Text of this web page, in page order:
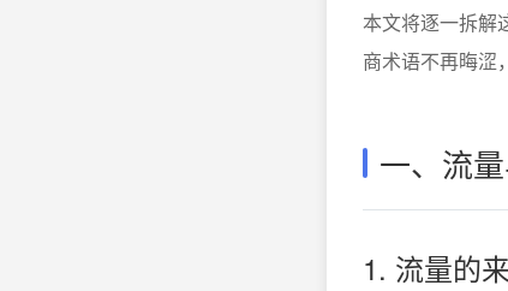
本文将逐一拆解
商术语不再晦涩
一、流
1. 流量的